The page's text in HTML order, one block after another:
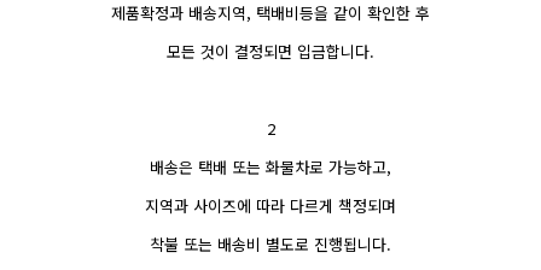
제품확정과 배송지역, 택배비등을 같이 확인한 후
모든 것이 결정되면 입금합니다.
2
배송은 택배 또는 화물차로 가능하고,
지역과 사이즈에 따라 다르게 책정되며
착불 또는 배송비 별도로 진행됩니다.